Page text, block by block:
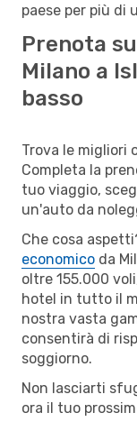
paese per più di
Prenota
Milano a
basso
Trova le migliori
Completa la
tuo viaggio,
un'auto da
Che cosa
economico da
oltre 155.000
hotel in tutto il
nostra vasta
consentirà di
soggiorno.
Non lasciarti
ora il tuo